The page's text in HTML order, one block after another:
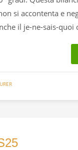
si accontenta e
il je-ne-sais-quoi